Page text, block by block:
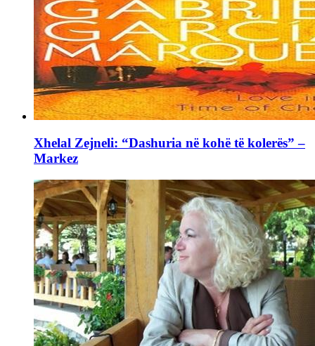
Xhelal Zejneli: “Dashuria në kohë të kolerës” –
Markez